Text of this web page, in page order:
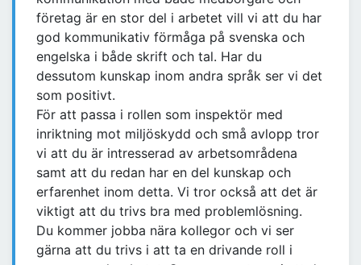
företag är en stor del i arbetet vill vi att du har
god kommunikativ förmåga på svenska och
engelska i både skrift och tal. Har du
dessutom kunskap inom andra språk ser vi det
som positivt.
För att passa i rollen som inspektör med
inriktning mot miljöskydd och små avlopp tror
vi att du är intresserad av arbetsområdena
samt att du redan har en del kunskap och
erfarenhet inom detta. Vi tror också att det är
viktigt att du trivs bra med problemlösning.
Du kommer jobba nära kollegor och vi ser
gärna att du trivs i att ta en drivande roll i